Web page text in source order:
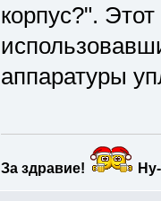
корпус?".
аппаратуры
За здравие!